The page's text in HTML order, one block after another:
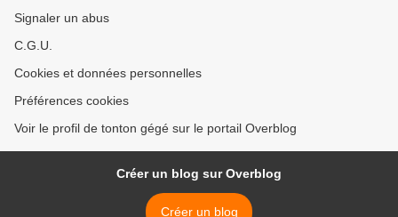
Signaler un abus
C.G.U.
Cookies et données personnelles
Préférences cookies
Voir le profil de tonton gégé sur le portail Overblog
Créer un blog sur Overblog
Créer un blog